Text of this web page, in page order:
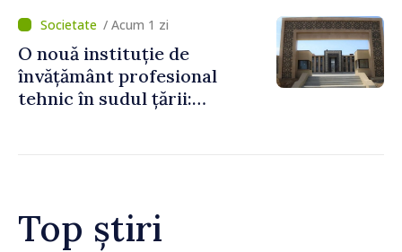
statului peste 2,4 milioane
de lei
/ Acum 1 zi
O nouă instituție de
învățământ profesional
tehnic în sudul țării:
Top știri